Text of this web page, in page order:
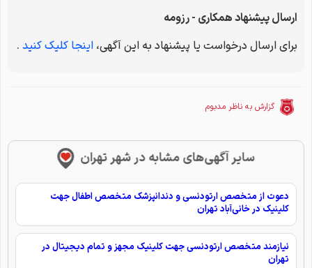
ارسال پیشنهاد همکاری - رزومه
برای ارسال درخواست یا پیشنهاد به این آگهی، اینجا کلیک کنید .
گزارش به ناظر مدبوم
سایر آگهی‌های مشابه در شهر تهران
دعوت از متخصص ارتودنسی و دندانپزشک متخصص اطفال جهت
کلینیک در خانی‌آباد تهران
نیازمند متخصص ارتودنسی جهت کلینیک مجهز و تمام دیجیتال در
تهران